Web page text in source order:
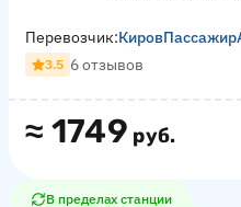
≈ 1749 руб.
Перевозчик:
3.5 6 отзывов
В пределах станции